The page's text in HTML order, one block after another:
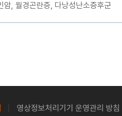
암, 월경곤란증, 다낭성난소증후군
영상정보처리기기 운영관리 방침